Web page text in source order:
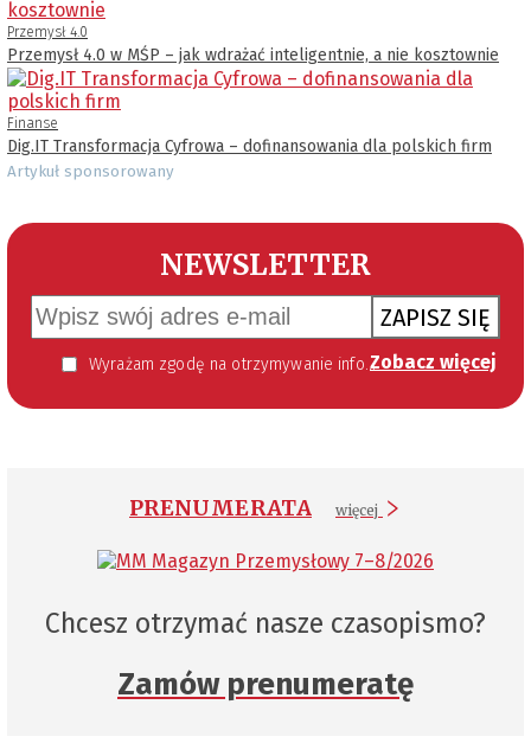
Przemysł 4.0
Przemysł 4.0 w MŚP – jak wdrażać inteligentnie, a nie kosztownie
Finanse
Dig.IT Transformacja Cyfrowa – dofinansowania dla polskich firm
Artykuł sponsorowany
NEWSLETTER
ZAPISZ SIĘ
Wyrażam zgodę na otrzymywanie informacji handlowej kierowanej do mnie za pomocą środków komunikacji elektronicznej w szczególności poczty elektronicznej zgodnie z przepisem art. 10 ust 2 ustawy z dnia 18 lipca 2002 roku o świadczeniu usług drogą elektroniczną (Dz. U. 144 z 2002 r. poz. 1204). Zgoda jest dobrowolna, jednak jej wyrażenie jest konieczne, aby otrzymywać newsletter. Zobacz więcej
PRENUMERATA więcej
Chcesz otrzymać nasze czasopismo?
Zamów prenumeratę